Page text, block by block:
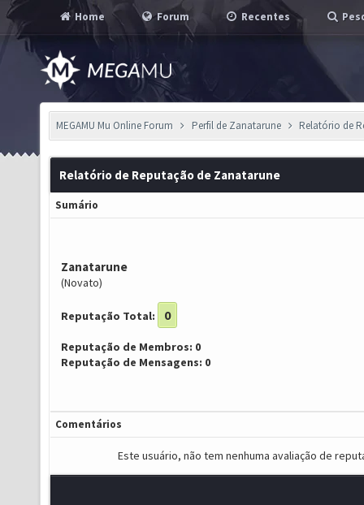
Home Forum Recentes
MEGAMU Mu Online Forum Perfil de Zanatarune Relatório de
Relatório de Reputação de Zanatarune
Sumário
Zanatarune
(Novato)
Reputação Total: 0
Reputação de Membros: 0
Reputação de Mensagens: 0
Comentários
Este usuário, não tem nenhuma avaliação de